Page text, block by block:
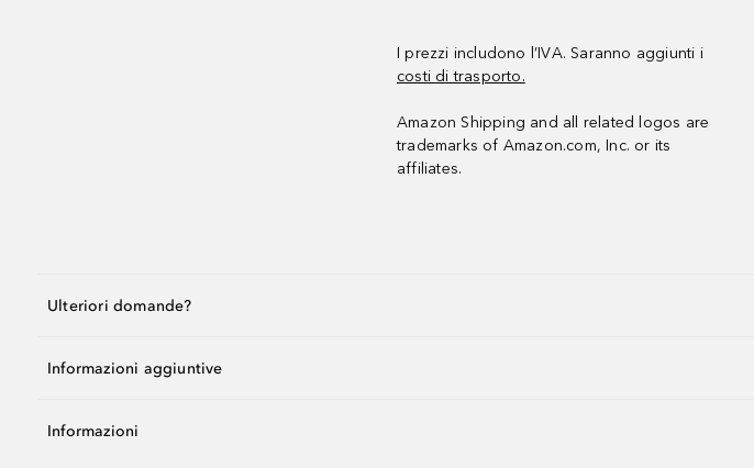
I prezzi includono l’IVA. Saranno aggiunti i
costi di trasporto.
Amazon Shipping and all related logos are
trademarks of Amazon.com, Inc. or its
affiliates.
Ulteriori domande?
Informazioni aggiuntive
Informazioni